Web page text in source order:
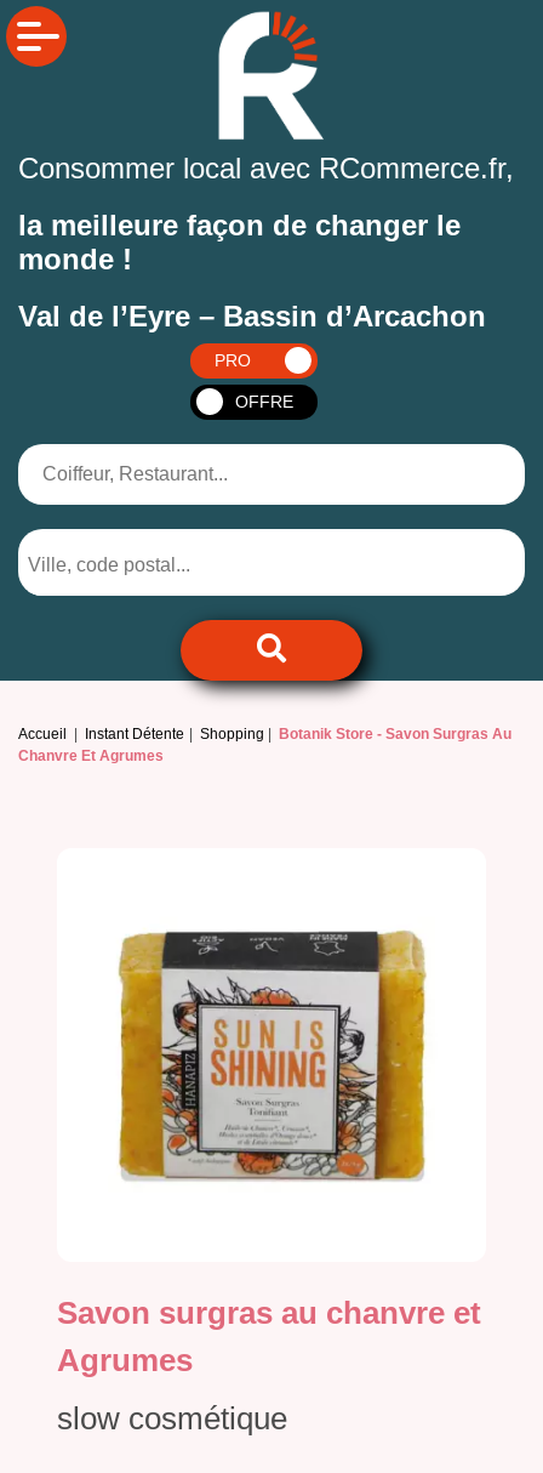
Consommer local avec RCommerce.fr,
la meilleure façon de changer le
monde !
Val de l’Eyre – Bassin d’Arcachon
PRO
OFFRE
Accueil Instant Détente Shopping Botanik Store -Savon Surgras Au
Chanvre Et Agrumes
Savon surgras au chanvre et
Agrumes
slow cosmétique